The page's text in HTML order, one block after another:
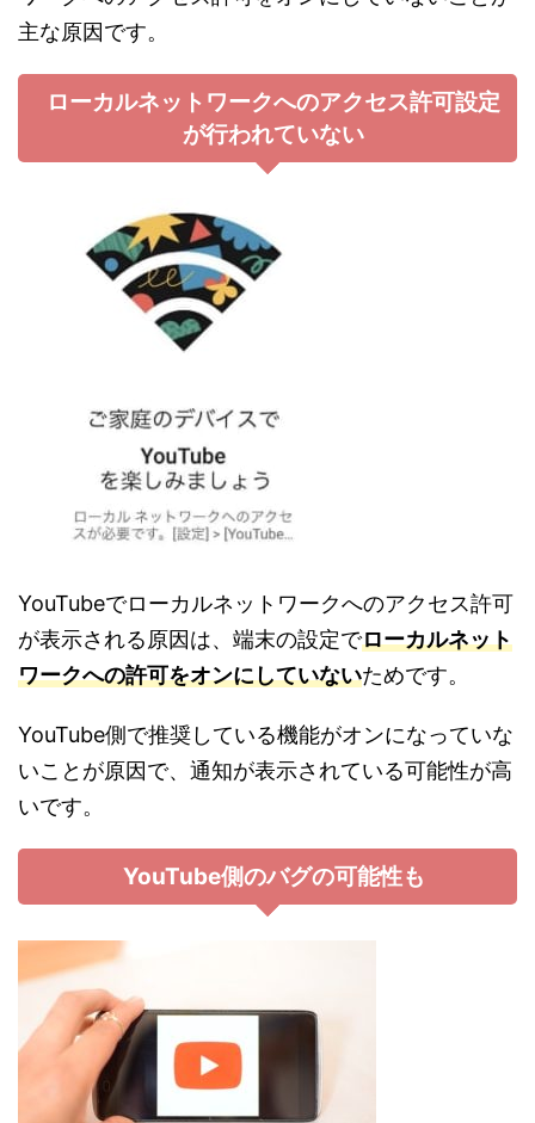
主な原因です。
ローカルネットワークへのアクセス許可設定
が行われていない
YouTubeでローカルネットワークへのアクセス許可
が表示される原因は、端末の設定でローカルネット
ワークへの許可をオンにしていないためです。
YouTube側で推奨している機能がオンになっていな
いことが原因で、通知が表示されている可能性が高
いです。
YouTube側のバグの可能性も